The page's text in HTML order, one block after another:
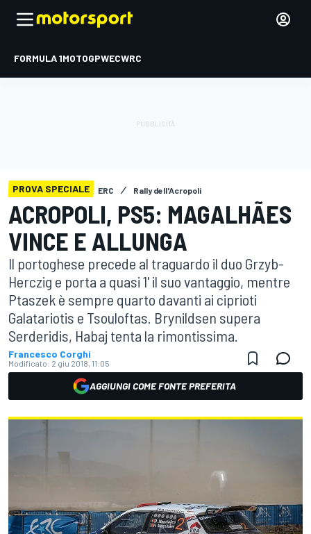
FORMULA 1MOTOGPWECWRC
PROVA SPECIALE ERC Rally dell'Acropoli
ACROPOLI, PS5: MAGALHÃES
VINCE E ALLUNGA
Il portoghese precede al traguardo il duo Grzyb-
Herczig e porta a quasi 1' il suo vantaggio, mentre
Ptaszek è sempre quarto davanti ai ciprioti
Galatariotis e Tsouloftas. Brynildsen supera
Serderidis, Habaj tenta la rimontissima.
Francesco Corghi
Modificato: 2 giu 2018, 11:05
AGGIUNGI COME FONTE PREFERITA